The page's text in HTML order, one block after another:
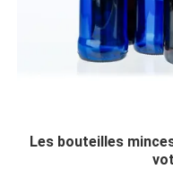
Les bouteilles